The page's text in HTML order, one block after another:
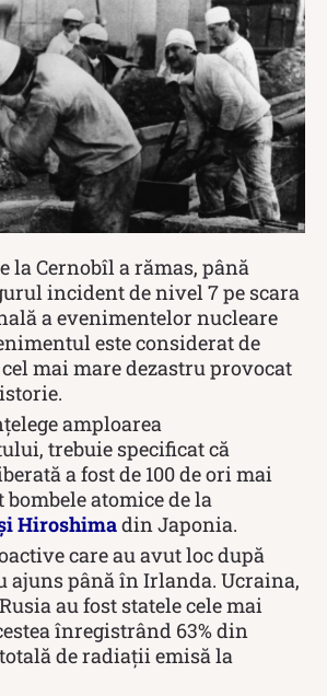
la Cernobîl a rămas, până
incident de nivel 7 pe scara
a evenimentelor nucleare
este considerat de
mai mare dezastru provocat
amploarea
trebuie specificat că
a fost de 100 de ori mai
bombele atomice de la
Hiroshimadin Japonia.
care au avut loc după
ajuns până în Irlanda. Ucraina,
au fost statele cele mai
înregistrând 63% din
de radiații emisă la